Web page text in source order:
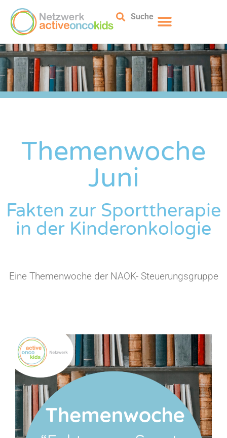
Suche
Themenwoche
Juni
Fakten zur Sporttherapie
in der Kinderonkologie
Eine Themenwoche der NAOK- Steuerungsgruppe